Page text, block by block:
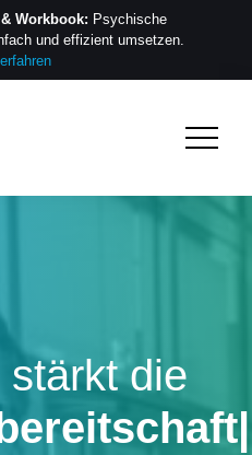
Workbook: Psychische
und effizient umsetzen.
die